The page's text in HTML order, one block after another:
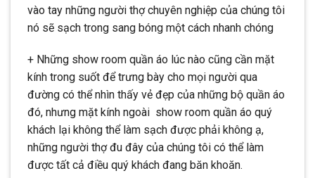
vào tay những người thợ chuyên nghiệp của chúng tôi
nó sẽ sạch trong sang bóng một cách nhanh chóng
+ Những show room quần áo lúc nào cũng cần mặt
kính trong suốt để trưng bày cho mọi người qua
đường có thể nhìn thấy vẻ đẹp của những bộ quần áo
đó, nhưng mặt kính ngoài show room quần áo quý
khách lại không thể làm sạch được phải không ạ,
những người thợ đu đây của chúng tôi có thể làm
được tất cả điều quý khách đang băn khoăn.